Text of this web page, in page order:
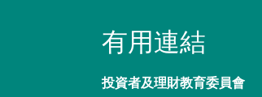
有用連結
投資者及理財教育委員會